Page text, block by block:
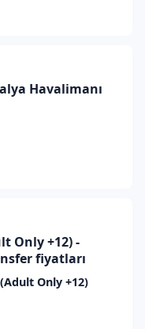
Havalimanı
Only +12) -
fiyatları
Only +12)